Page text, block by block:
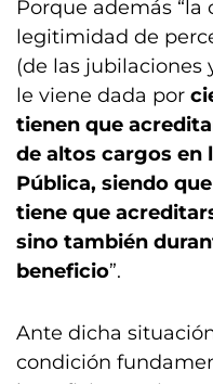
Porque además
legitimidad de
(de las jubilaciones
le viene dada por
tienen que
de altos cargos en
Pública, siendo
tiene que
sino también
beneficio”.
Ante dicha
condición